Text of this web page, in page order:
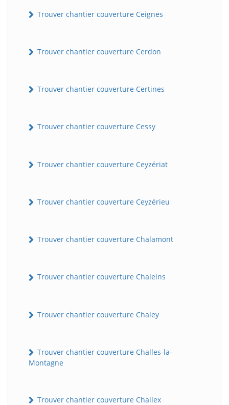
Trouver chantier couverture Ceignes
Trouver chantier couverture Cerdon
Trouver chantier couverture Certines
Trouver chantier couverture Cessy
Trouver chantier couverture Ceyzériat
Trouver chantier couverture Ceyzérieu
Trouver chantier couverture Chalamont
Trouver chantier couverture Chaleins
Trouver chantier couverture Chaley
Trouver chantier couverture Challes-la-
Montagne
Trouver chantier couverture Challex